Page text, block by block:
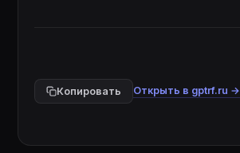
Копировать Открыть в gptrf.ru →